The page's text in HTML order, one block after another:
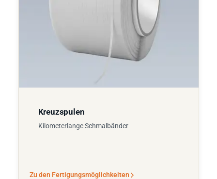
Kreuzspulen
Kilometerlange Schmalbänder
Zu den Fertigungsmöglichkeiten